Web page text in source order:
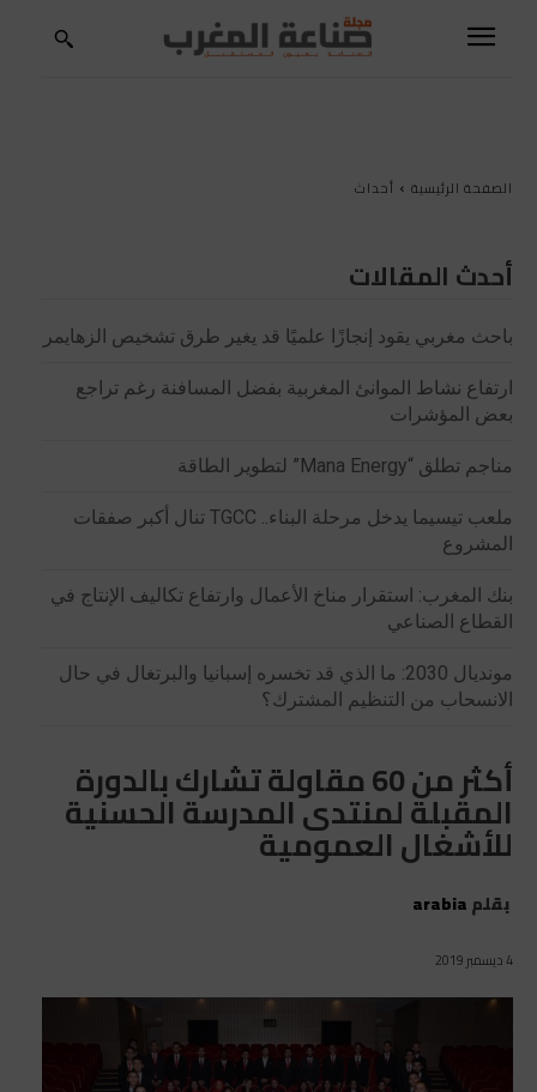
الصفحة الرئيسية أحداث
أحدث المقالات
باحث مغربي يقود إنجازًا علميًا قد يغير طرق تشخيص الزهايمر
ارتفاع نشاط الموانئ المغربية بفضل المسافنة رغم تراجع
بعض المؤشرات
مناجم تطلق “Mana Energy” لتطوير الطاقة
ملعب تيسيما يدخل مرحلة البناء.. TGCC تنال أكبر صفقات
المشروع
بنك المغرب: استقرار مناخ الأعمال وارتفاع تكاليف الإنتاج في
القطاع الصناعي
مونديال 2030: ما الذي قد تخسره إسبانيا والبرتغال في حال
الانسحاب من التنظيم المشترك؟
أكثر من 60 مقاولة تشارك بالدورة
المقبلة لمنتدى المدرسة الحسنية
للأشغال العمومية
بقلمarabia
4 ديسمبر 2019